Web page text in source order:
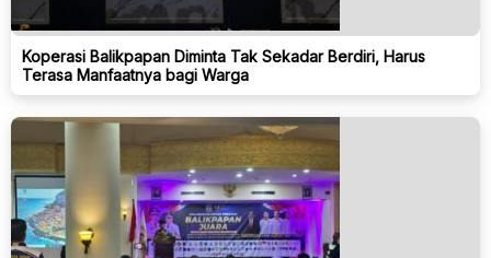
Koperasi Balikpapan Diminta Tak Sekadar Berdiri, Harus
Terasa Manfaatnya bagi Warga